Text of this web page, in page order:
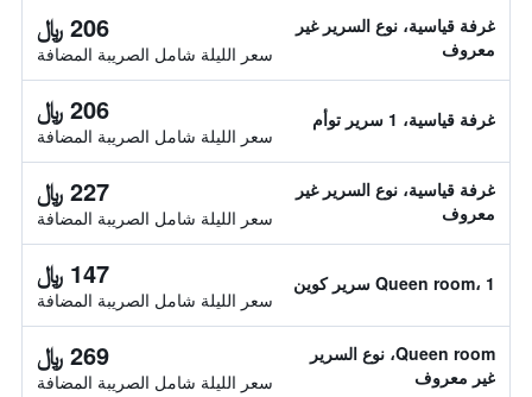
غرفة قياسية، نوع السرير غير
معروف
206 ﷼
سعر الليلة شامل الصريبة المضافة
غرفة قياسية، 1 سرير توأم 206 ﷼
سعر الليلة شامل الصريبة المضافة
غرفة قياسية، نوع السرير غير
معروف
227 ﷼
سعر الليلة شامل الصريبة المضافة
Queen room، 1 سرير كوين 147 ﷼
سعر الليلة شامل الصريبة المضافة
Queen room، نوع السرير
غير معروف
269 ﷼
سعر الليلة شامل الصريبة المضافة